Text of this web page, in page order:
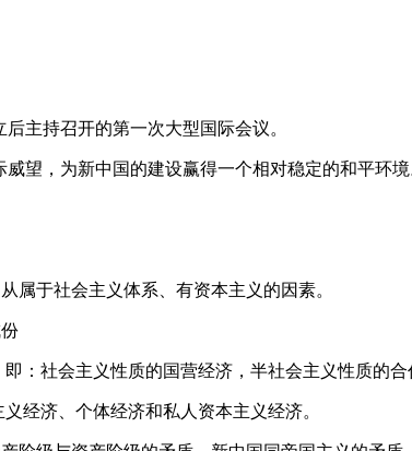
主持召开的第一次大型国际会议。
望，为新中国的建设赢得一个相对稳定的和平环境
属于社会主义体系、有资本主义的因素。
：社会主义性质的国营经济，半社会主义性质的
经济、个体经济和私人资本主义经济。